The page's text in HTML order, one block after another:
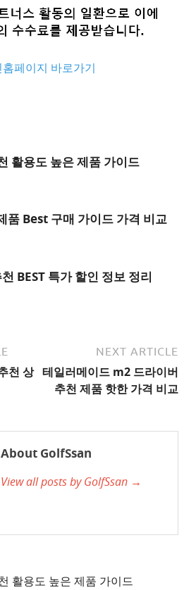
홈페이지 바로가기
활용도 높은 제품 가이드
품 Best 구매 가이드 가격 비교
BEST 특가 할인 정보 정리
천 상
NEXT ARTICLE
테일러메이드 m2 드라이버
추천 제품 핫한 가격 비교
About GolfSsan
View all posts by GolfSsan →
활용도 높은 제품 가이드